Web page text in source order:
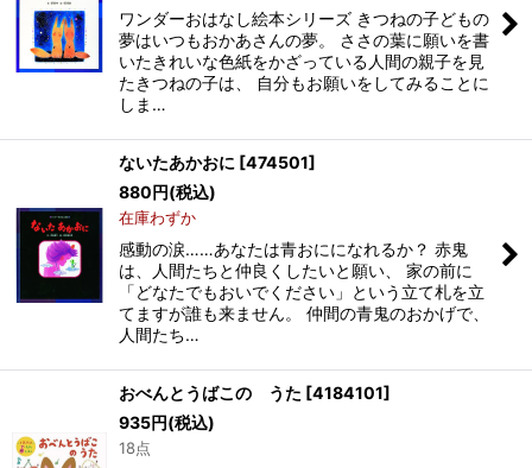
ワンダーおはなし絵本シリーズ きつねの子どもの
夢はいつもおかあさんの夢。 ささの葉に願いを書
いたきれいな色紙をかざっている人間の親子を見
たきつねの子は、 自分もお願いをしてみることに
しま…
ないたあかおに [474501]
880円(税込)
在庫わずか
感動の涙……あなたは青おにになれるか？ 赤鬼
は、人間たちと仲良くしたいと願い、 家の前に
「どなたでもおいでください」という立て札を立
てますが誰も来ません。 仲間の青鬼のおかげで、
人間たち…
おべんとうばこの うた [4184101]
935円(税込)
18点